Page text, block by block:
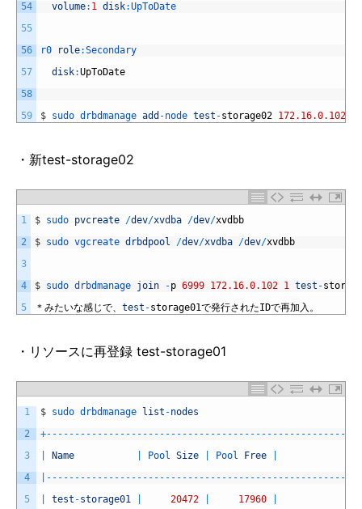
54
55
56
57
58
59
volume: 1 disk:UpToDate
r0 role:Secondary
disk:UpToDate
$ sudo drbdmanage add -node test -storage02 172.16.0.102
・新test-storage02
1
2
3
4
5
$ sudo pvcreate /dev/xvdba /dev/xvdbb
$ sudo vgcreate drbdpool /dev/xvdba /dev/xvdbb
$ sudo drbdmanage join -p 6999 172.16.0.102 1 test -
＊みたいな感じで、 test -storage01で発行されたIDで再加入。
・リソースに再登録 test-storage01
1
2
3
4
5
$ sudo drbdmanage list -nodes
+-- -- -- -- -- -- -- -- -- -- -- -- -- -- -- -- -- -- -- -- -- -- -- -- -- -- --
Name Pool Size Pool Free
-- -- -- -- -- -- -- -- -- -- -- -- -- -- -- -- -- -- -- -- -- -- -- -- -- -- --
test -storage01 20472 17960